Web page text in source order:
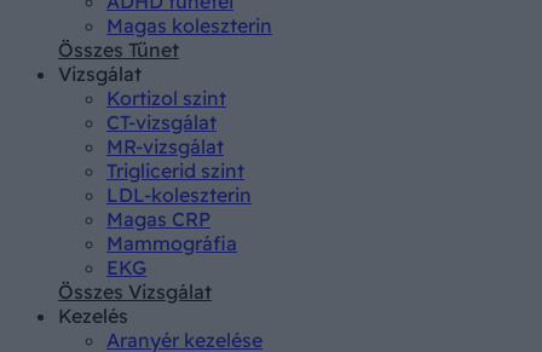
Magas koleszterin
Összes Tünet
Vizsgálat
Kortizol szint
CT-vizsgálat
MR-vizsgálat
Triglicerid szint
LDL-koleszterin
Magas CRP
Mammográfia
EKG
Összes Vizsgálat
Kezelés
Aranyér kezelése